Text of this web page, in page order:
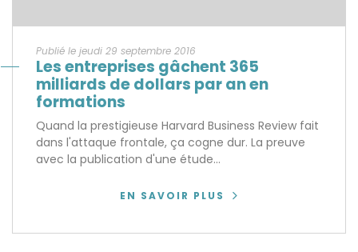
Publié le jeudi 29 septembre 2016
Les entreprises gâchent 365
milliards de dollars par an en
formations
Quand la prestigieuse Harvard Business Review fait
dans l'attaque frontale, ça cogne dur. La preuve
avec la publication d'une étude...
EN SAVOIR PLUS